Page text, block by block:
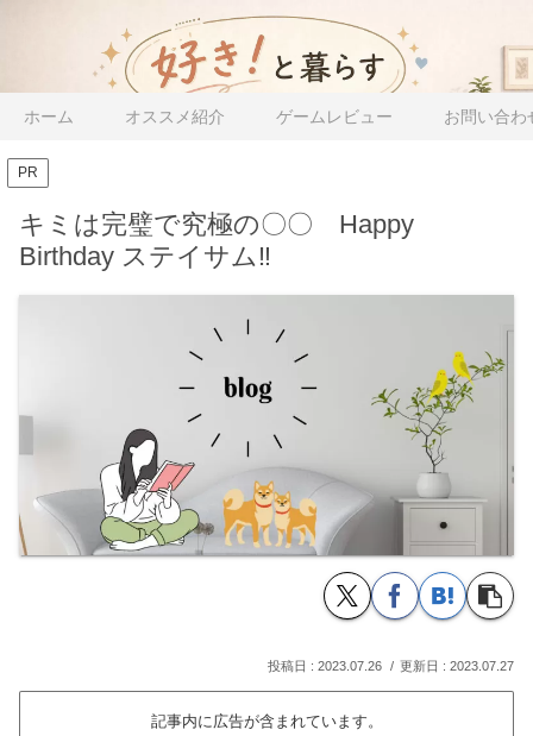
ホーム オススメ紹介 ゲームレビュー お問い合わ
PR
キミは完璧で究極の〇〇 Happy
Birthday ステイサム‼
2023.07.26 2023.07.27
記事内に広告が含まれています。